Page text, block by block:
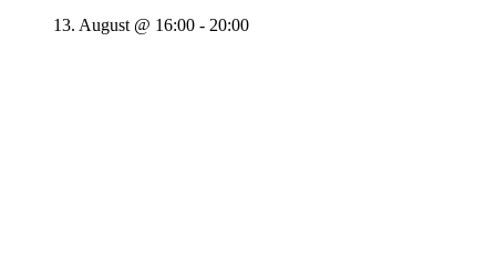
13. August @ 16:00 - 20:00